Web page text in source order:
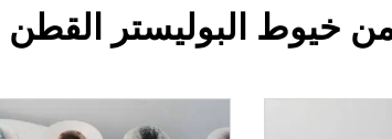
خيوط البوليستر القطن